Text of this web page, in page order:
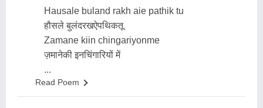
Hausale buland rakh aie pathik tu
हौसले बुलंदरखऐपथिकतू
Zamane kiin chingariyonme
ज़मानेकी इनचिंगारियों में
...
Read Poem